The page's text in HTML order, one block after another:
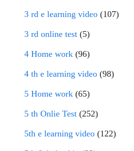
3 rd e learning video (107)
3 rd online test (5)
4 Home work (96)
4 th e learning video (98)
5 Home work (65)
5 th Onlie Test (252)
5th e learning video (122)